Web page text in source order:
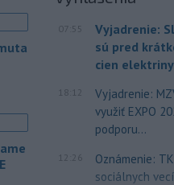
07:55
Vyjadrenie:
sú pred
cien
18:12
Vyjadrenie:
využiť EXPO
podporu...
12:26
Oznámenie:
sociálnych